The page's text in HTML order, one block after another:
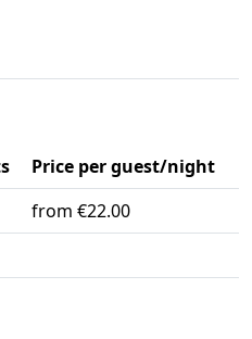
Price per guest/night
from €22.00